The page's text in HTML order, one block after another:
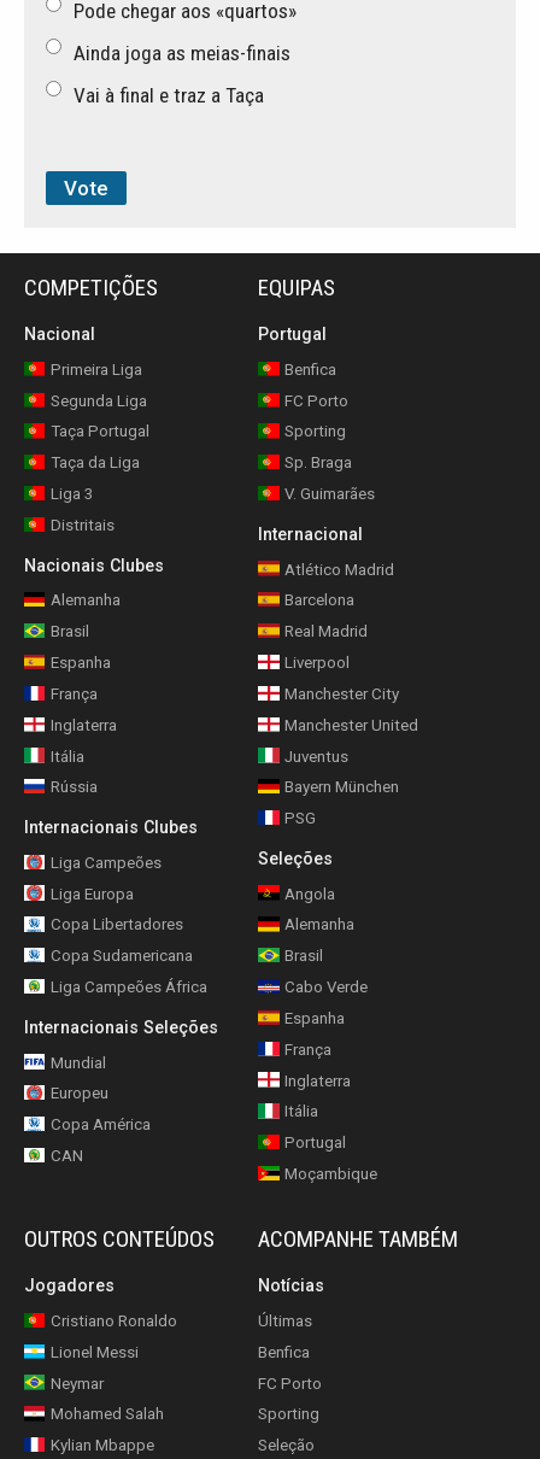
Pode chegar aos «quartos»
Ainda joga as meias-finais
Vai à final e traz a Taça
COMPETIÇÕES
Nacional
Primeira Liga
Segunda Liga
Taça Portugal
Taça da Liga
Liga 3
Distritais
Nacionais Clubes
Alemanha
Brasil
Espanha
França
Inglaterra
Itália
Rússia
Internacionais Clubes
Liga Campeões
Liga Europa
Copa Libertadores
Copa Sudamericana
Liga Campeões África
Internacionais Seleções
Mundial
Europeu
Copa América
CAN
EQUIPAS
Portugal
Benfica
FC Porto
Sporting
Sp. Braga
V. Guimarães
Internacional
Atlético Madrid
Barcelona
Real Madrid
Liverpool
Manchester City
Manchester United
Juventus
Bayern München
PSG
Seleções
Angola
Alemanha
Brasil
Cabo Verde
Espanha
França
Inglaterra
Itália
Portugal
Moçambique
OUTROS CONTEÚDOS
Jogadores
Cristiano Ronaldo
Lionel Messi
Neymar
Mohamed Salah
Kylian Mbappe
ACOMPANHE TAMBÉM
Notícias
Últimas
Benfica
FC Porto
Sporting
Seleção